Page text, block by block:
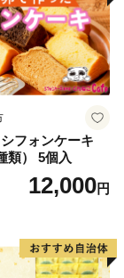
フォンケーキ
類） 5個入
12,000円